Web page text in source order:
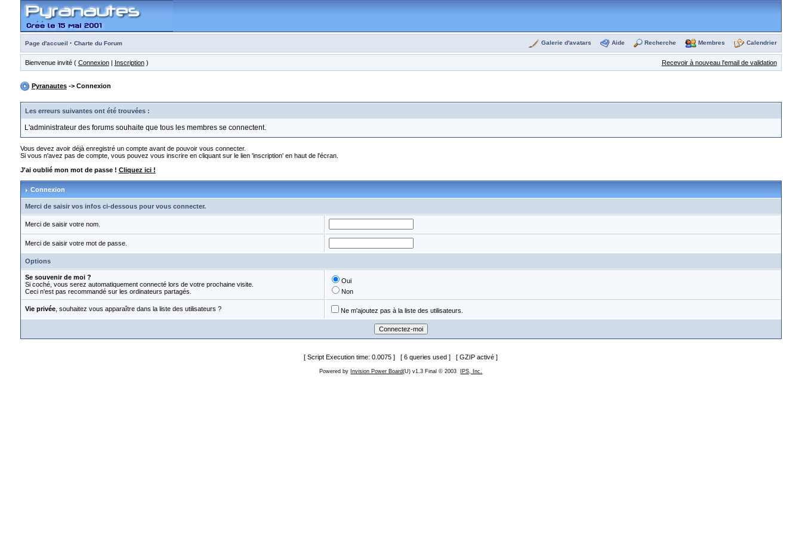
Page d'accueil · Charte du Forum Galerie d'avatars Aide Recherche Membres Calendrier
Bienvenue invité ( Connexion| Inscription) Recevoir à nouveau l'email de validation
Pyranautes-> Connexion
Les erreurs suivantes ont été trouvées :
L'administrateur des forums souhaite que tous les membres se connectent.
Vous devez avoir déjà enregistré un compte avant de pouvoir vous connecter.
Si vous n'avez pas de compte, vous pouvez vous inscrire en cliquant sur le lien 'inscription' en haut de l'écran.
J'ai oublié mon mot de passe ! Cliquez ici !
Connexion
Merci de saisir vos infos ci-dessous pour vous connecter.
Merci de saisir votre nom.
Merci de saisir votre mot de passe.
Options
Se souvenir de moi ?
Si coché, vous serez automatiquement connecté lors de votre prochaine visite.
Ceci n'est pas recommandé sur les ordinateurs partagés.
Oui
Non
Vie privée, souhaitez vous apparaître dans la liste des utilisateurs ? Ne m'ajoutez pas à la liste des utilisateurs.
[ Script Execution time: 0.0075 ] [ 6 queries used ] [ GZIP activé ]
Powered by Invision Power Board(U) v1.3 Final © 2003 IPS, Inc.